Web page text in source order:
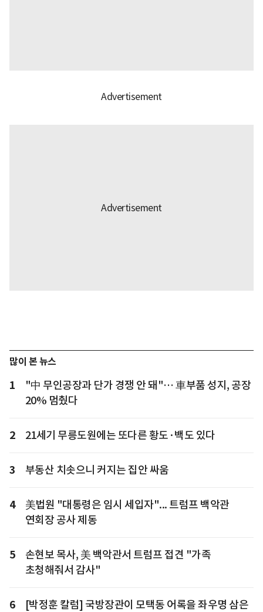
많이 본 뉴스
1
"中 무인공장과 단가 경쟁 안 돼"… 車부품 성지, 공장
20% 멈췄다
2 21세기 무릉도원에는 또다른 황도·백도 있다
3 부동산 치솟으니 커지는 집안 싸움
4
美법원 "대통령은 임시 세입자"... 트럼프 백악관
연회장 공사 제동
5
손현보 목사, 美 백악관서 트럼프 접견 "가족
초청해줘서 감사"
6
[박정훈 칼럼] 국방장관이 모택동 어록을 좌우명 삼은